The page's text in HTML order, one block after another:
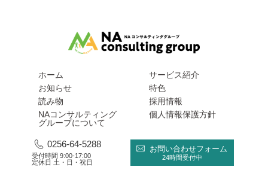
ホーム
お知らせ
読み物
NAコンサルティング
グループについて
サービス紹介
特色
採用情報
個人情報保護方針
0256-64-5288
受付時間 9:00-17:00
定休日 土・日・祝日
お問い合わせフォーム
24時間受付中